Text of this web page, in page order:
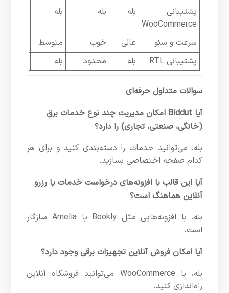
پشتیبانی
WooCommerce
بله بله بله
سرعت و سئو عالی خوب متوسط
پشتیبانی RTL
بله محدود بله
سوالات متداول حرفه‌ای
آیا Biddut امکان مدیریت چند نوع خدمات برق
(خانگی، صنعتی، تجاری) را دارد؟
بله، می‌توانید خدمات را دسته‌بندی کنید و برای هر
کدام صفحه اختصاصی بسازید.
آیا این قالب با افزونه‌های درخواست خدمات یا رزرو
آنلاین هماهنگ است؟
بله، با افزونه‌هایی مثل Bookly یا Amelia سازگار
است.
آیا امکان فروش آنلاین تجهیزات برقی وجود دارد؟
بله، با WooCommerce می‌توانید فروشگاه آنلاین
راه‌اندازی کنید.